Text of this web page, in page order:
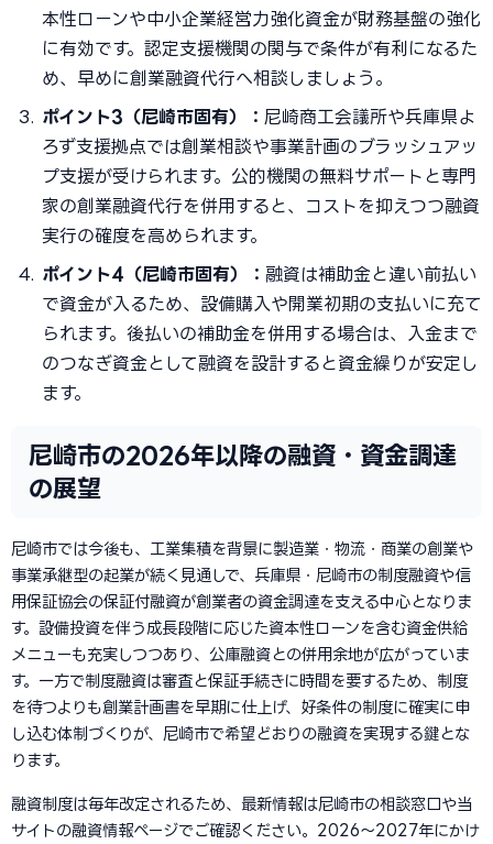
本性ローンや中小企業経営力強化資金が財務基盤の強化
に有効です。認定支援機関の関与で条件が有利になるた
め、早めに創業融資代行へ相談しましょう。
ポイント3（尼崎市固有）： 尼崎商工会議所や兵庫県よ
ろず支援拠点では創業相談や事業計画のブラッシュアッ
プ支援が受けられます。公的機関の無料サポートと専門
家の創業融資代行を併用すると、コストを抑えつつ融資
実行の確度を高められます。
ポイント4（尼崎市固有）： 融資は補助金と違い前払い
で資金が入るため、設備購入や開業初期の支払いに充て
られます。後払いの補助金を併用する場合は、入金まで
のつなぎ資金として融資を設計すると資金繰りが安定し
ます。
尼崎市の2026年以降の融資・資金調達
の展望
尼崎市では今後も、工業集積を背景に製造業・物流・商業の創業や
事業承継型の起業が続く見通しで、兵庫県・尼崎市の制度融資や信
用保証協会の保証付融資が創業者の資金調達を支える中心となりま
す。設備投資を伴う成長段階に応じた資本性ローンを含む資金供給
メニューも充実しつつあり、公庫融資との併用余地が広がっていま
す。一方で制度融資は審査と保証手続きに時間を要するため、制度
を待つよりも創業計画書を早期に仕上げ、好条件の制度に確実に申
し込む体制づくりが、尼崎市で希望どおりの融資を実現する鍵とな
ります。
融資制度は毎年改定されるため、最新情報は尼崎市の相談窓口や当
サイトの融資情報ページでご確認ください。2026〜2027年にかけ